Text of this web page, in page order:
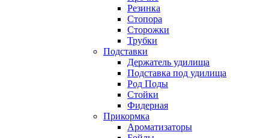
Резинка
Стопора
Сторожки
Трубки
Подставки
Держатель удилища
Подставка под удилища
Род Поды
Стойки
Фидерная
Прикормка
Ароматизаторы